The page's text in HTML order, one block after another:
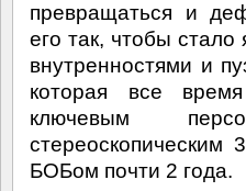
превращаться и
его так, чтобы
внутренностями и
которая все
ключевым
БОБом почти 2 года.